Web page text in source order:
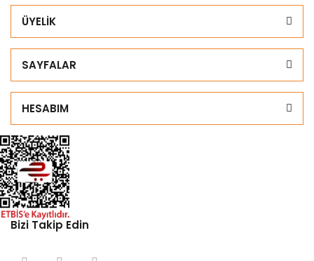
ÜYELİK
SAYFALAR
HESABIM
Bizi Takip Edin